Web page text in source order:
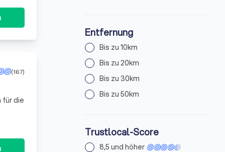
(167)
für die
Entfernung
Bis zu 10km
Bis zu 20km
Bis zu 30km
Bis zu 50km
Trustlocal-Score
8,5 und höher